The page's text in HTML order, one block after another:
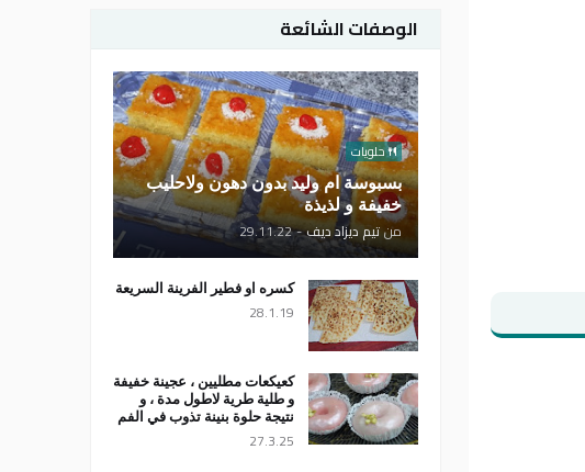
الوصفات الشائعة
حلويات
بسبوسة ام وليد بدون دهون ولاحليب
خفيفة و لذيذة
منتيم ديزاد ديف-
29.11.22
كسره او فطير الفرينة السريعة
28.1.19
كعيكعات مطليين ، عجينة خفيفة
و طلية طرية لاطول مدة ، و
نتيجة حلوة بنينة تذوب في الفم
27.3.25